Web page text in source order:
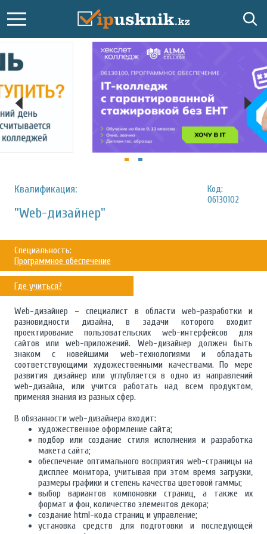
Квалификация:
Код:
06130102
"Web-дизайнер"
Специальность:
Программное обеспечение
Где учиться?
Web-дизайнер – специалист в области web-разработки и
разновидности дизайна, в задачи которого входит
проектирование пользовательских web-интерфейсов для
сайтов или web-приложений. Web-дизайнер должен быть
знаком с новейшими web-технологиями и обладать
соответствующими художественными качествами. По мере
развития дизайнер или углубляется в одно из направлений
web-дизайна, или учится работать над всем продуктом,
применяя знания из разных сфер.
В обязанности web-дизайнера входит:
художественное оформление сайта;
подбор или создание стиля исполнения и разработка
макета сайта;
обеспечение оптимального восприятия web-страницы на
дисплее монитора, учитывая при этом время загрузки,
размеры графики и степень качества цветовой гаммы;
выбор вариантов компоновки страниц, а также их
формат и фон, количество элементов декора;
создание html-кода страниц и управление;
установка средств для подготовки и последующей